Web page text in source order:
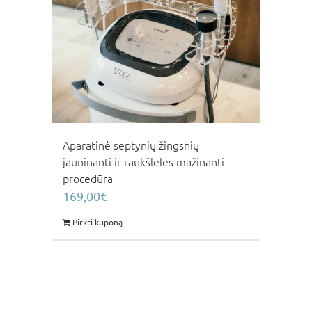
Aparatinė septynių žingsnių
jauninanti ir raukšleles mažinanti
procedūra
169,00€
Pirkti kuponą